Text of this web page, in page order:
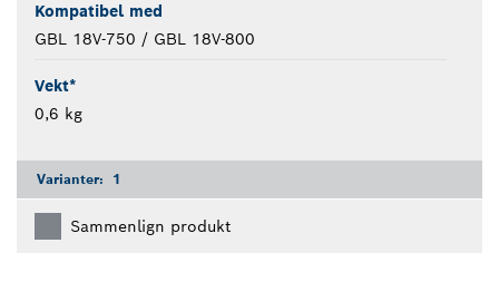
Kompatibel med
GBL 18V-750 / GBL 18V-800
Vekt*
0,6 kg
Varianter: 1
Sammenlign produkt